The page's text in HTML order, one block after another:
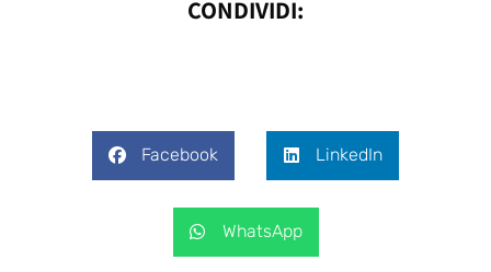
CONDIVIDI:
Facebook LinkedIn
WhatsApp